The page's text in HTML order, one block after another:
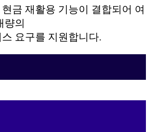
금 재활용 기능이 결합되어 여
량의
요구를 지원합니다.